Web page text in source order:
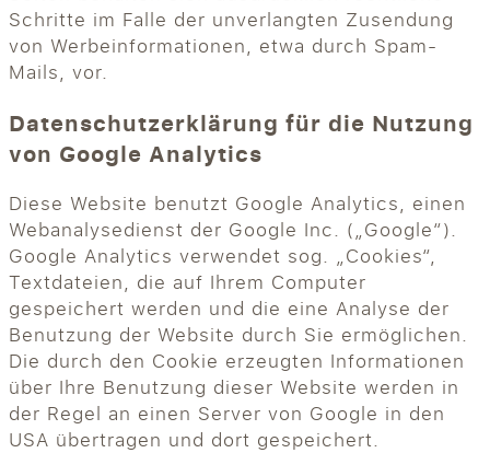
Schritte im Falle der unverlangten Zusendung
von Werbeinformationen, etwa durch Spam-
Mails, vor.
Datenschutzerklärung für die Nutzung
von Google Analytics
Diese Website benutzt Google Analytics, einen
Webanalysedienst der Google Inc. („Google“).
Google Analytics verwendet sog. „Cookies“,
Textdateien, die auf Ihrem Computer
gespeichert werden und die eine Analyse der
Benutzung der Website durch Sie ermöglichen.
Die durch den Cookie erzeugten Informationen
über Ihre Benutzung dieser Website werden in
der Regel an einen Server von Google in den
USA übertragen und dort gespeichert.